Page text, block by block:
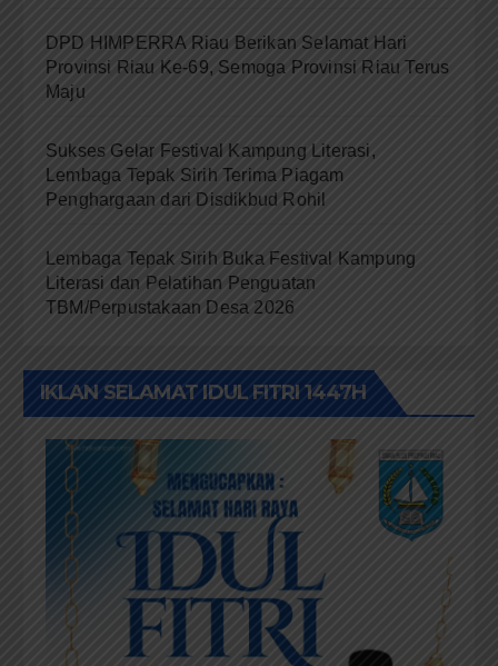
DPD HIMPERRA Riau Berikan Selamat Hari
Provinsi Riau Ke-69, Semoga Provinsi Riau Terus
Maju
Sukses Gelar Festival Kampung Literasi,
Lembaga Tepak Sirih Terima Piagam
Penghargaan dari Disdikbud Rohil
Lembaga Tepak Sirih Buka Festival Kampung
Literasi dan Pelatihan Penguatan
TBM/Perpustakaan Desa 2026
IKLAN SELAMAT IDUL FITRI 1447H